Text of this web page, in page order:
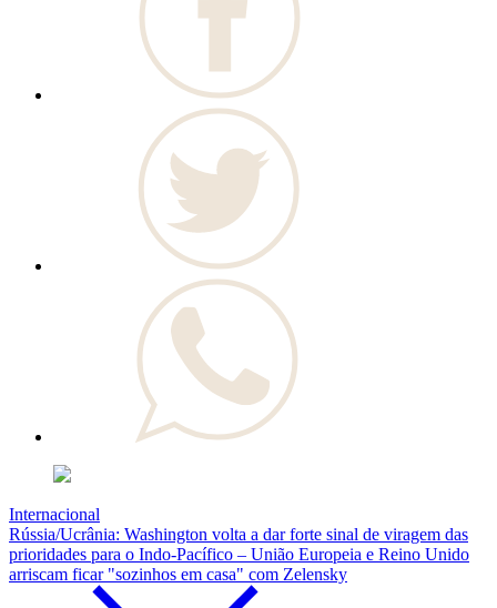
Internacional
Rússia/Ucrânia: Washington volta a dar forte sinal de viragem das
prioridades para o Indo-Pacífico – União Europeia e Reino Unido
arriscam ficar "sozinhos em casa" com Zelensky